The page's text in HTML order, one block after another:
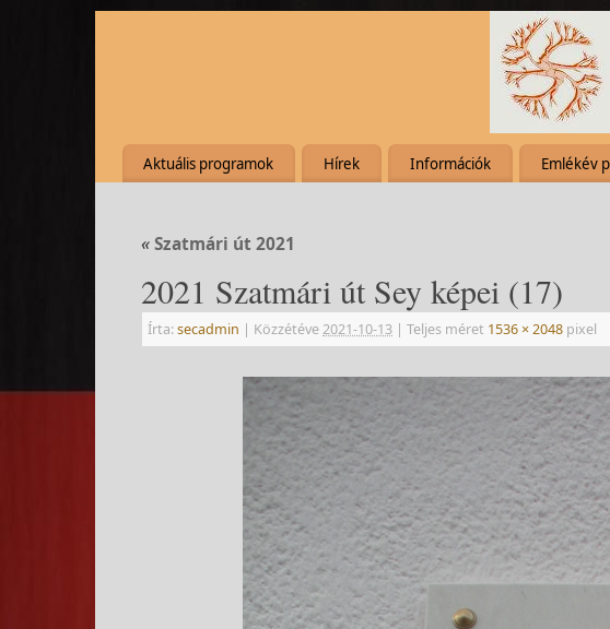
Aktuális programok Hírek Információk Emlékév
«Szatmári út 2021
2021 Szatmári út Sey képei (17)
Írta:secadmin | Közzétéve2021-10-13 | Teljes méret 1536 × 2048 pixel